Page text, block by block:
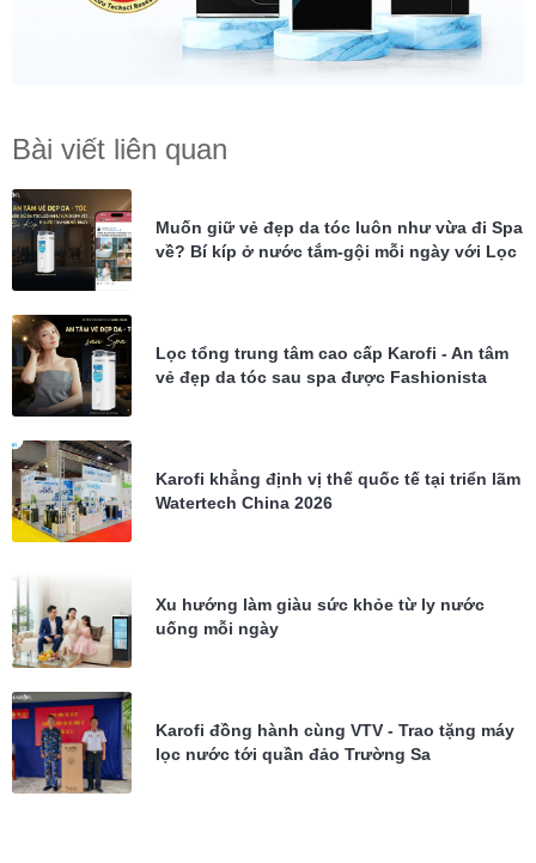
Bài viết liên quan
Muốn giữ vẻ đẹp da tóc luôn như vừa đi Spa
về? Bí kíp ở nước tắm-gội mỗi ngày với Lọc
Lọc tổng trung tâm cao cấp Karofi - An tâm
vẻ đẹp da tóc sau spa được Fashionista
Karofi khẳng định vị thế quốc tế tại triển lãm
Watertech China 2026
Xu hướng làm giàu sức khỏe từ ly nước
uống mỗi ngày
Karofi đồng hành cùng VTV - Trao tặng máy
lọc nước tới quần đảo Trường Sa